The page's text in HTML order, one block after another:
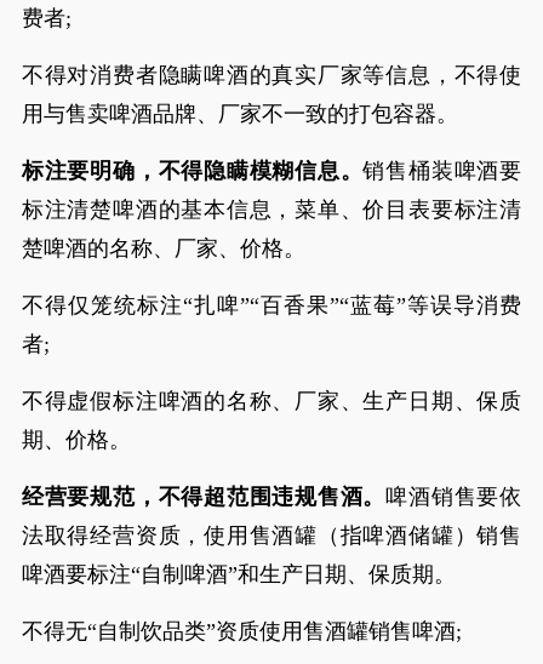
费者;
不得对消费者隐瞒啤酒的真实厂家等信息，不得使
用与售卖啤酒品牌、厂家不一致的打包容器。
标注要明确，不得隐瞒模糊信息。销售桶装啤酒要
标注清楚啤酒的基本信息，菜单、价目表要标注清
楚啤酒的名称、厂家、价格。
不得仅笼统标注“扎啤”“百香果”“蓝莓”等误导消费
者;
不得虚假标注啤酒的名称、厂家、生产日期、保质
期、价格。
经营要规范，不得超范围违规售酒。啤酒销售要依
法取得经营资质，使用售酒罐（指啤酒储罐）销售
啤酒要标注“自制啤酒”和生产日期、保质期。
不得无“自制饮品类”资质使用售酒罐销售啤酒;